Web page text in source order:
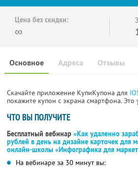
Цена без скидки:
∞
Основное Отзывы
Адреса
Скачайте приложение КупиКупона для
покажите купон с экрана смартфона. Это
ЧТО ВЫ ПОЛУЧИТЕ
Бесплатный вебинар «Как удаленно
рублей в день на дизайне карточек для
онлайн-школы «Инфографика для
На вебинаре за 30 минут вы: